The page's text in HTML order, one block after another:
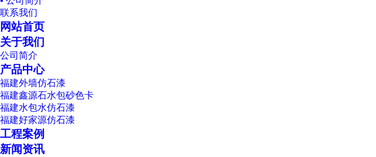
联系我们
网站首页
关于我们
公司简介
产品中心
福建外墙仿石漆
福建鑫源石水包砂色卡
福建水包水仿石漆
福建好家源仿石漆
工程案例
新闻资讯